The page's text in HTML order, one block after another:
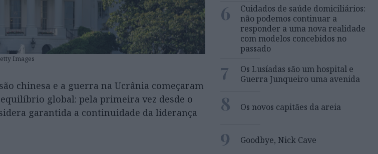
Images
chinesa e a guerra na Ucrânia começaram
global: pela primeira vez desde o
garantida a continuidade da liderança
6
Cuidados de saúde domiciliários:
não podemos continuar a
responder a uma nova realidade
com modelos concebidos no
passado
7
Os Lusíadas são um hospital e
Guerra Junqueiro uma avenida
8 Os novos capitães da areia
9 Goodbye, Nick Cave